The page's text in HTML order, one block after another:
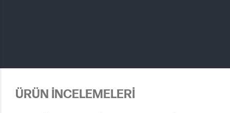
ÜRÜN İNCELEMELERİ